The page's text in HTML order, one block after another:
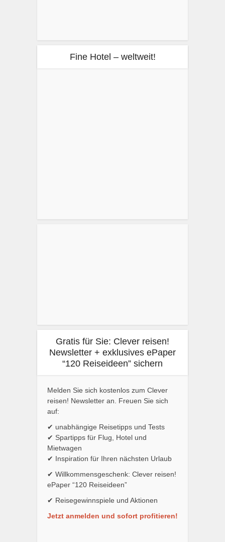
Fine Hotel – weltweit!
Gratis für Sie: Clever reisen!
Newsletter + exklusives ePaper
“120 Reiseideen” sichern
Melden Sie sich kostenlos zum Clever
reisen! Newsletter an. Freuen Sie sich
auf:
✔ unabhängige Reisetipps und Tests
✔ Spartipps für Flug, Hotel und
Mietwagen
✔ Inspiration für Ihren nächsten Urlaub
✔ Willkommensgeschenk: Clever reisen!
ePaper “120 Reiseideen”
✔ Reisegewinnspiele und Aktionen
Jetzt anmelden und sofort profitieren!